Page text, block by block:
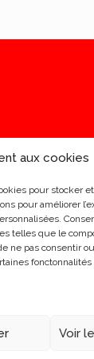
aux cookies
pour stocker
pour améliorer
telles que le
ne pas consentir
Voir